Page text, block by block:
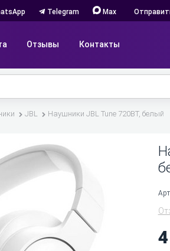
Telegram Max
Отзывы Контакты
JBL Наушники JBL Tune 720BT, белый